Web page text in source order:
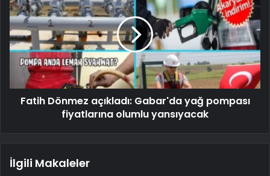
Fatih Dönmez açıkladı: Gabar'da yağ pompası
fiyatlarına olumlu yansıyacak
İlgili Makaleler